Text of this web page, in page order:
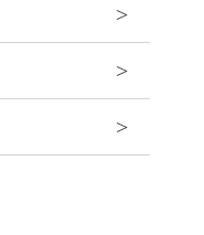
>
>
>